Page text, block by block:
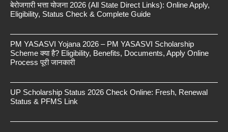
बेरोजगारी भत्ता योजना 2026 (All State Direct Links): Online Apply,
Eligibility, Status Check & Complete Guide
PM YASASVI Yojana 2026 – PM YASASVI Scholarship
Scheme क्या है? Eligibility, Benefits, Documents, Apply Online
Process पूरी जानकारी
UP Scholarship Status 2026 Check Online: Fresh, Renewal
Status & PFMS Link